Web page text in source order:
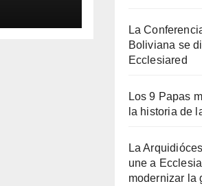
La
Boliviana se
Ecclesiared
Los 9 Papas
la historia de
La
une a
modernizar la